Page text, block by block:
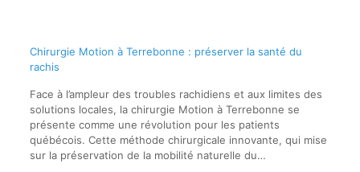
Chirurgie Motion à Terrebonne : préserver la santé du
rachis
Face à l’ampleur des troubles rachidiens et aux limites des
solutions locales, la chirurgie Motion à Terrebonne se
présente comme une révolution pour les patients
québécois. Cette méthode chirurgicale innovante, qui mise
sur la préservation de la mobilité naturelle du…